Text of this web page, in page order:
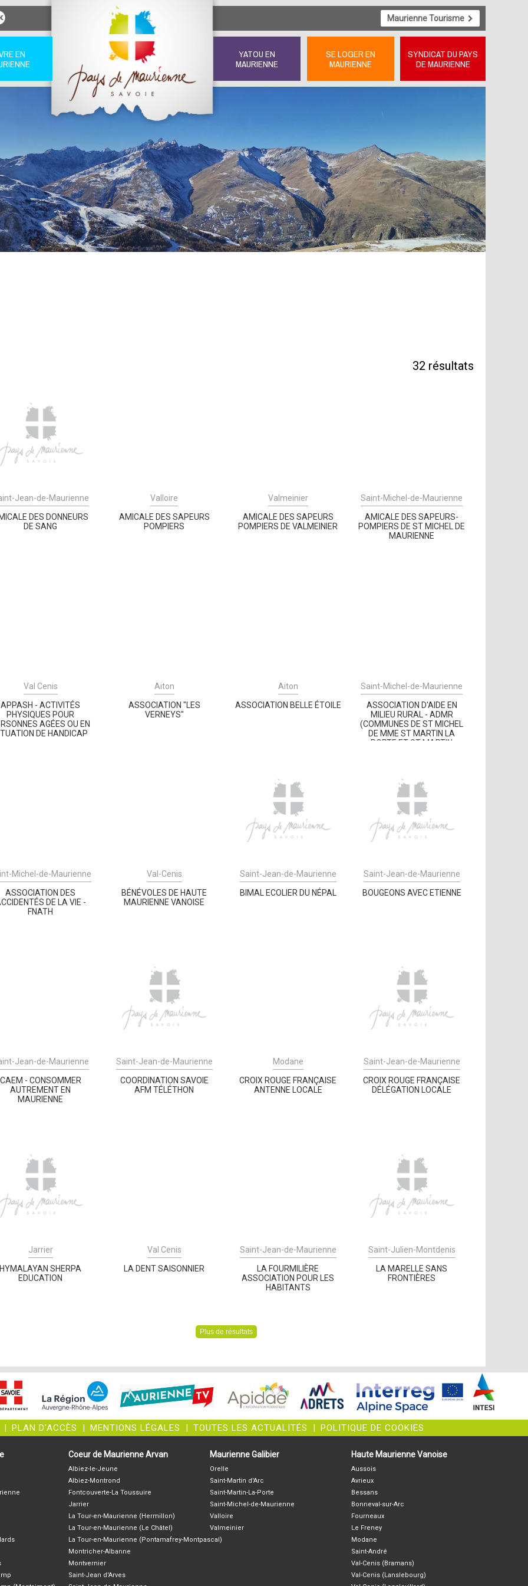
Maurienne Tourisme
EN
YATOU EN
MAURIENNE
SE LOGER EN
MAURIENNE
SYNDICAT DU PAYS
DE MAURIENNE
32 résultats
Jean-de-Maurienne
DES DONNEURS
DE SANG
Valloire
AMICALE DES SAPEURS
POMPIERS
Valmeinier
AMICALE DES SAPEURS
POMPIERS DE VALMEINIER
Saint-Michel-de-Maurienne
AMICALE DES SAPEURS-
POMPIERS DE ST MICHEL DE
MAURIENNE
Val Cenis
APPASH - ACTIVITÉS
PHYSIQUES POUR
AGÉES OU EN
DE HANDICAP
Aiton
ASSOCIATION "LES
VERNEYS"
Aiton
ASSOCIATION BELLE ÉTOILE
Saint-Michel-de-Maurienne
ASSOCIATION D'AIDE EN
MILIEU RURAL - ADMR
(COMMUNES DE ST MICHEL
DE MME ST MARTIN LA
PORTE ET ST MARTIN
Michel-de-Maurienne
ASSOCIATION DES
DE LA VIE -
FNATH
Val-Cenis
BÉNÉVOLES DE HAUTE
MAURIENNE VANOISE
Saint-Jean-de-Maurienne
BIMAL ECOLIER DU NÉPAL
Saint-Jean-de-Maurienne
BOUGEONS AVEC ETIENNE
Jean-de-Maurienne
CAEM - CONSOMMER
AUTREMENT EN
MAURIENNE
Saint-Jean-de-Maurienne
COORDINATION SAVOIE
AFM TÉLÉTHON
Modane
CROIX ROUGE FRANÇAISE
ANTENNE LOCALE
Saint-Jean-de-Maurienne
CROIX ROUGE FRANÇAISE
DÉLÉGATION LOCALE
Jarrier
HYMALAYAN SHERPA
EDUCATION
Val Cenis
LA DENT SAISONNIER
Saint-Jean-de-Maurienne
LA FOURMILIÈRE
ASSOCIATION POUR LES
HABITANTS
Saint-Julien-Montdenis
LA MARELLE SANS
FRONTIÈRES
Plus de résultats
| PLAN D'ACCÈS | MENTIONS LÉGALES | TOUTES LES ACTUALITÉS | POLITIQUE DE COOKIES
Coeur de Maurienne Arvan
Albiez-le-Jeune
Albiez-Montrond
Fontcouverte-La Toussuire
Jarrier
La Tour-en-Maurienne (Hermillon)
La Tour-en-Maurienne (Le Châtel)
La Tour-en-Maurienne (Pontamafrey-Montpascal)
Montricher-Albanne
Montvernier
Saint-Jean d'Arves
Maurienne Galibier
Orelle
Saint-Martin d'Arc
Saint-Martin-La-Porte
Saint-Michel-de-Maurienne
Valloire
Valmeinier
Haute Maurienne Vanoise
Aussois
Avrieux
Bessans
Bonneval-sur-Arc
Fourneaux
Le Freney
Modane
Saint-André
Val-Cenis (Bramans)
Val-Cenis (Lanslebourg)